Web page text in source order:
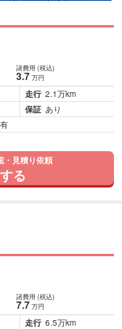
諸費用 (税込)
3.7 万円
走行 2.1万km
保証 あり
・見積り依頼
る
諸費用 (税込)
7.7 万円
走行 6.5万km